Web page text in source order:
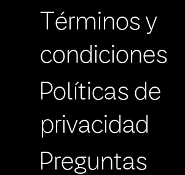
Términos y
condiciones
Políticas de
privacidad
Preguntas